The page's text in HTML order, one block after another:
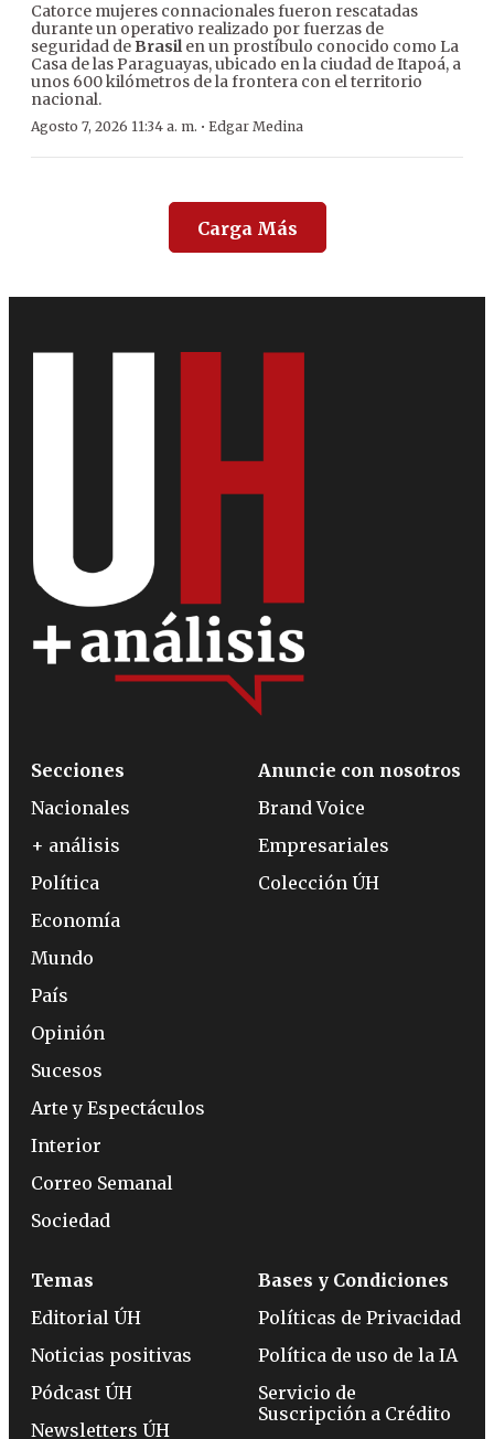
Catorce mujeres connacionales fueron rescatadas
durante un operativo realizado por fuerzas de
seguridad de Brasilen un prostíbulo conocido como La
Casa de las Paraguayas, ubicado en la ciudad de Itapoá, a
unos 600 kilómetros de la frontera con el territorio
nacional.
Agosto 7, 2026 11:34 a. m. · Edgar Medina
Carga Más
Secciones
Nacionales
+ análisis
Política
Economía
Mundo
País
Opinión
Sucesos
Arte y Espectáculos
Interior
Correo Semanal
Sociedad
Anuncie con nosotros
Brand Voice
Empresariales
Colección ÚH
Temas
Editorial ÚH
Noticias positivas
Pódcast ÚH
Newsletters ÚH
Bases y Condiciones
Políticas de Privacidad
Política de uso de la IA
Servicio de
Suscripción a Crédito